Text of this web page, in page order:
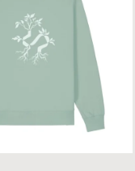
mitu
varianti.
Valikuid
tootelehel.